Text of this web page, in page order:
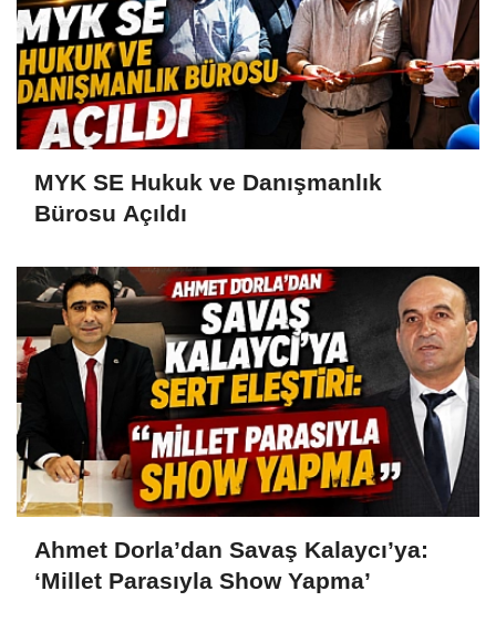
MYK SE Hukuk ve Danışmanlık
Bürosu Açıldı
Ahmet Dorla’dan Savaş Kalaycı’ya:
‘Millet Parasıyla Show Yapma’